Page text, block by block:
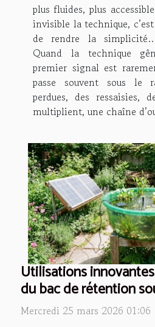
plus fluides, plus
invisible la technique,
de rendre la
Quand la technique
premier signal est
passe souvent sous le
perdues, des ressaisies,
multiplient, une chaîne
Utilisations
du bac de rétention
Mercredi 25 mars 2026 01:06